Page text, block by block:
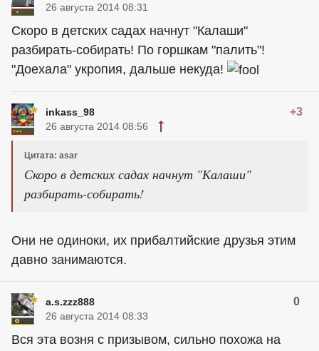
26 августа 2014 08:31
Скоро в детских садах начнут "Калаши"
разбирать-собирать! По горшкам "палить"!
"Доехала" укропия, дальше некуда!
inkass_98 +3
26 августа 2014 08:56
Цитата: asar
Скоро в детских садах начнут "Калаши"
разбирать-собирать!
Они не одиноки, их прибалтийские друзья этим
давно занимаются.
a.s.zzz888 0
26 августа 2014 08:33
Вся эта возня с призывом, сильно похожа на